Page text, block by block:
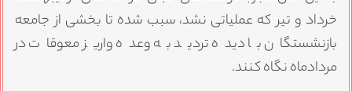
خرداد و تیر که عملیاتی نشد، سبب شده تا بخشی از جامعه
بازنشستگان با دیده تردید به وعده واریز معوقات در
مردادماه نگاه کنند.